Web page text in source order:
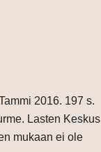
2016. 197 s.
Lasten Keskus
mukaan ei ole